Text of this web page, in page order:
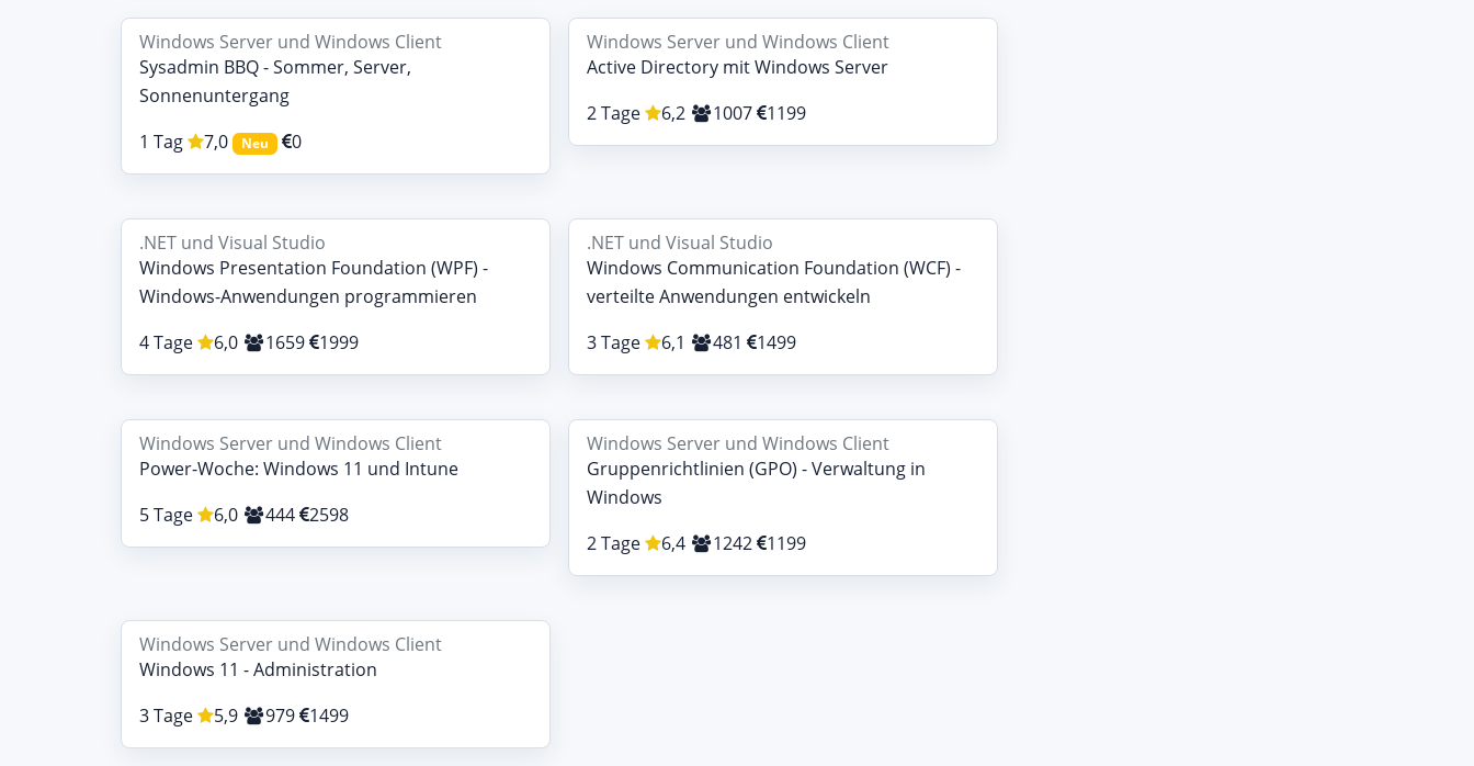
Windows Server und Windows Client
Sysadmin BBQ - Sommer, Server,
Sonnenuntergang
1 Tag
7,0 Neu 0
Windows Server und Windows Client
Active Directory mit Windows Server
2 Tage
6,2 1007 1199
.NET und Visual Studio
Windows Presentation Foundation (WPF) -
Windows-Anwendungen programmieren
4 Tage
6,0 1659 1999
.NET und Visual Studio
Windows Communication Foundation (WCF) -
verteilte Anwendungen entwickeln
3 Tage
6,1 481 1499
Windows Server und Windows Client
Power-Woche: Windows 11 und Intune
5 Tage
6,0 444 2598
Windows Server und Windows Client
Gruppenrichtlinien (GPO) - Verwaltung in
Windows
2 Tage
6,4 1242 1199
Windows Server und Windows Client
Windows 11 - Administration
3 Tage
5,9 979 1499